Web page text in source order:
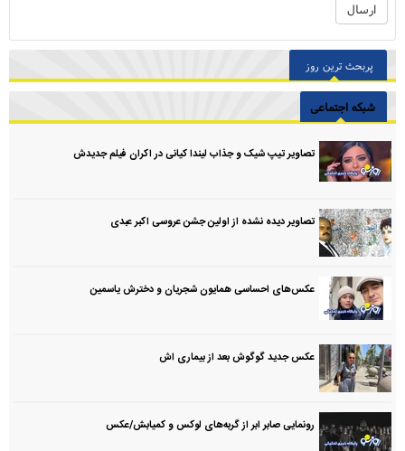
پربحث ترین روز
شبکه اجتماعی
تصاویر تیپ شیک و جذاب لیندا کیانی در اکران فیلم جدیدش
تصاویر دیده نشده از اولین جشن عروسی اکبر عبدی
عکس‌های احساسی همایون شجریان و دخترش یاسمین
عکس جدید گوگوش بعد از بیماری اش
رونمایی صابر ابر از گربه‌های لوکس و کمیابش/عکس